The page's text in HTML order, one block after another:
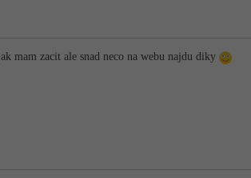
mam zacit ale snad neco na webu najdu diky